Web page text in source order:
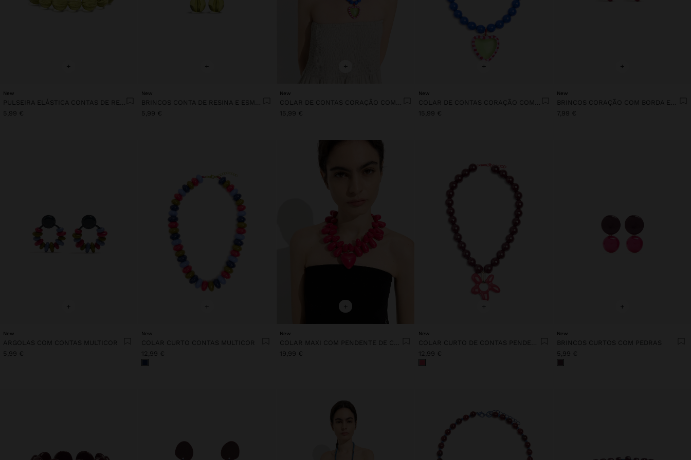
+
New
PULSEIRA ELÁSTICA CONTAS DE RESINA TRANSPARENTE
5,99 €
+
New
BRINCOS CONTA DE RESINA E ESMALTE
5,99 €
+
New
COLAR DE CONTAS CORAÇÃO COM BORDA ESMALTADA
15,99 €
+
New
COLAR DE CONTAS CORAÇÃO COM BORDA ESMALTADA
15,99 €
+
New
BRINCOS CORAÇÃO COM BORDA ESMALTADA
7,99 €
+
New
ARGOLAS COM CONTAS MULTICOR
5,99 €
+
New
COLAR CURTO CONTAS MULTICOR
12,99 €
+
New
19,99 €
+
New
12,99 €
+
New
BRINCOS CURTOS COM PEDRAS
5,99 €